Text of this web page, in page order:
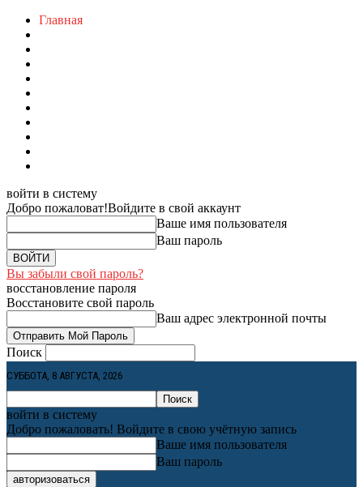
Главная
войти в систему
Добро пожаловат!Войдите в свой аккаунт
Ваше имя пользователя
Ваш пароль
Вы забыли свой пароль?
восстановление пароля
Восстановите свой пароль
Ваш адрес электронной почты
Поиск
СУББОТА, 8 АВГУСТА, 2026
войти в систему
Добро пожаловать! Войдите в свою учётную запись
Ваше имя пользователя
Ваш пароль